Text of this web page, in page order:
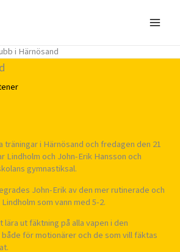
i Härnösand
träningar i Härnösand och fredagen den 21
Lindholm och John-Erik Hansson och
gymnastiksal.
John-Erik av den mer rutinerade och
som vann med 5-2.
lära ut fäktning på alla vapen i den
för motionärer och de som vill fäktas